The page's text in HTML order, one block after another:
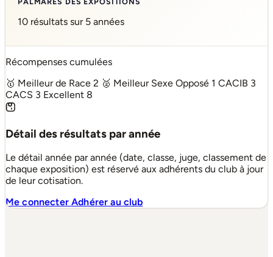
10 résultats sur 5 années
Récompenses cumulées
🥇 Meilleur de Race 2 🥈 Meilleur Sexe Opposé 1 CACIB 3
CACS 3 Excellent 8
Détail des résultats par année
Le détail année par année (date, classe, juge, classement de
chaque exposition) est réservé aux adhérents du club à jour
de leur cotisation.
Me connecterAdhérer au club